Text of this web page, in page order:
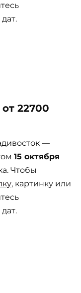
22700
—
15 октября
Чтобы
, картинку или